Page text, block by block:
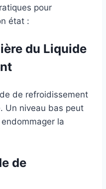
pour
état :
du Liquide
de refroidissement
Un niveau bas peut
la
de